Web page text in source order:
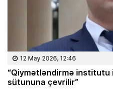
12 May 2026, 12:46
“Qiymətləndirmə
sütununa çevrilir”